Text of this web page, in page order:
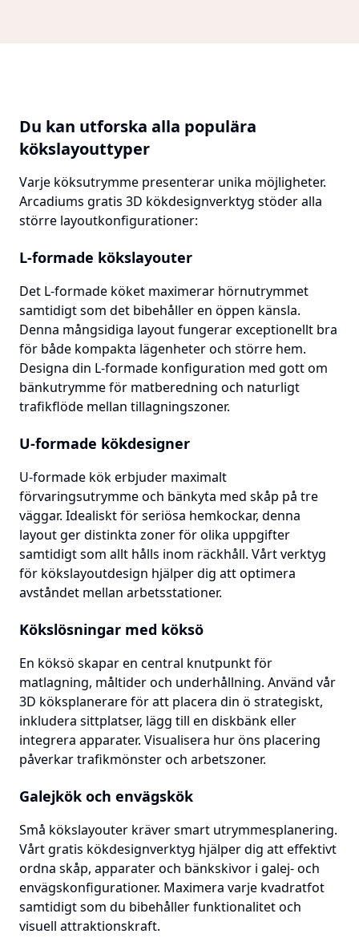
Du kan utforska alla populära
kökslayouttyper
Varje köksutrymme presenterar unika möjligheter.
Arcadiums gratis 3D kökdesignverktyg stöder alla
större layoutkonfigurationer:
L-formade kökslayouter
Det L-formade köket maximerar hörnutrymmet
samtidigt som det bibehåller en öppen känsla.
Denna mångsidiga layout fungerar exceptionellt bra
för både kompakta lägenheter och större hem.
Designa din L-formade konfiguration med gott om
bänkutrymme för matberedning och naturligt
trafikflöde mellan tillagningszoner.
U-formade kökdesigner
U-formade kök erbjuder maximalt
förvaringsutrymme och bänkyta med skåp på tre
väggar. Idealiskt för seriösa hemkockar, denna
layout ger distinkta zoner för olika uppgifter
samtidigt som allt hålls inom räckhåll. Vårt verktyg
för kökslayoutdesign hjälper dig att optimera
avståndet mellan arbetsstationer.
Kökslösningar med köksö
En köksö skapar en central knutpunkt för
matlagning, måltider och underhållning. Använd vår
3D köksplanerare för att placera din ö strategiskt,
inkludera sittplatser, lägg till en diskbänk eller
integrera apparater. Visualisera hur öns placering
påverkar trafikmönster och arbetszoner.
Galejkök och envägskök
Små kökslayouter kräver smart utrymmesplanering.
Vårt gratis kökdesignverktyg hjälper dig att effektivt
ordna skåp, apparater och bänkskivor i galej- och
envägskonfigurationer. Maximera varje kvadratfot
samtidigt som du bibehåller funktionalitet och
visuell attraktionskraft.